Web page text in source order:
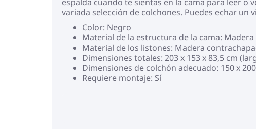
variada selección de colchones. Puedes echar
Color: Negro
Material de la estructura de la cama:
Material de los listones: Madera
Dimensiones totales: 203 x 153 x 83,5 cm
Dimensiones de colchón adecuado: 150 x
Requiere montaje: Sí